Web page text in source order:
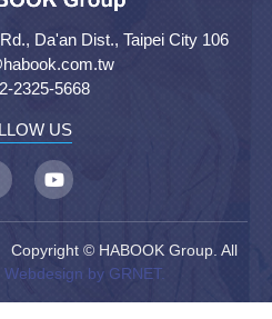
Da'an Dist., Taipei City 106
2325-5668
US
© HABOOK Group. All
Webdesign by GRNET.